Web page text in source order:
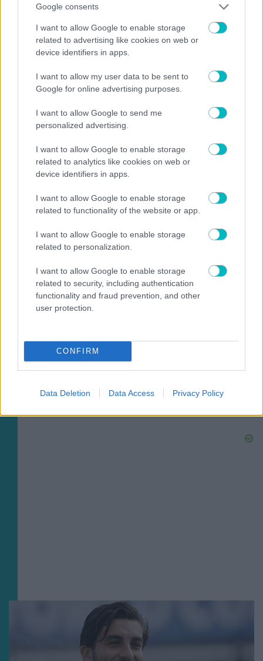
Google consents
I want to allow Google to enable storage
related to advertising like cookies on web or
device identifiers in apps.
I want to allow my user data to be sent to
Google for online advertising purposes.
I want to allow Google to send me
personalized advertising.
I want to allow Google to enable storage
related to analytics like cookies on web or
device identifiers in apps.
I want to allow Google to enable storage
related to functionality of the website or app.
I want to allow Google to enable storage
related to personalization.
I want to allow Google to enable storage
related to security, including authentication
functionality and fraud prevention, and other
user protection.
CONFIRM
Data Deletion Data Access Privacy Policy
ΔΙΕΘΝΗ
Ουνιόν Σεν Ζιλουάζ: Πούλησε τον αστέρα της στην
Ολυμπιακού
ΔΙΕΘΝΗ
Αλμέιδα για τον χαμό του Χόρχε Μέσι: «Έχω χάσει και
εγώ τον πατέρα μου – Ο πόνος είναι αβάσταχτος»